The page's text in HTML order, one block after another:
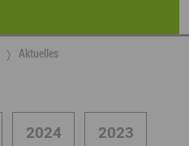
Aktuelles
2024 2023